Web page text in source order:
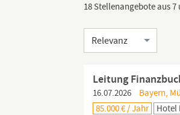
18 Stellenangebote aus
Sortierung
Leitung
16.07.2026
Bayern,
85.000 € / Jahr
Hotel